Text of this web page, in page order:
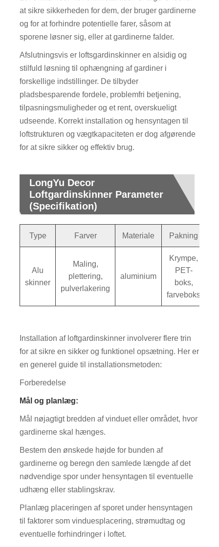
at sikre sikkerheden for dem, der bruger gardinerne
og for at forhindre potentielle farer, såsom at
sporene løsner sig, eller at gardinerne falder.
Afslutningsvis er loftsgardinskinner en alsidig og
stilfuld løsning til ophængning af gardiner i
forskellige indstillinger. De tilbyder
pladsbesparende fordele, problemfri betjening,
tilpasningsmuligheder og et rent, overskueligt
udseende. Korrekt installation og hensyntagen til
loftstrukturen og vægtkapaciteten er dog afgørende
for at sikre sikker og effektiv brug.
LongYu Decor
Loftgardinskinner Parameter
(Specifikation)
Type Farver Materiale Pakning
Alu
skinner
Maling,
plettering,
pulverlakering
aluminium
Krympe,
PET-
boks,
farveboks
Installation af loftgardinskinner involverer flere trin
for at sikre en sikker og funktionel opsætning. Her er
en generel guide til installationsmetoden:
Forberedelse
Mål og planlæg:
Mål nøjagtigt bredden af ​​vinduet eller området, hvor
gardinerne skal hænges.
Bestem den ønskede højde for bunden af ​​
gardinerne og beregn den samlede længde af det
nødvendige spor under hensyntagen til eventuelle
udhæng eller stablingskrav.
Planlæg placeringen af ​​sporet under hensyntagen
til faktorer som vinduesplacering, strømudtag og
eventuelle forhindringer i loftet.